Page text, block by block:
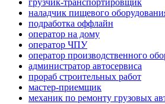
грузчик-транспортировщик
наладчик пищевого
подработка оффлайн
оператор на дому
оператор ЧПУ
оператор производственного
администратор автосервиса
прораб строительных работ
мастер-приемщик
механик по ремонту грузовых